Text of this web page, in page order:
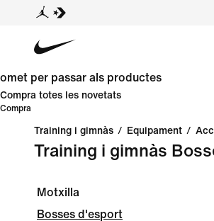
omet per passar als productes
Compra totes les novetats
Compra
Training i gimnàs / Equipament /
Training i gimnàs
Motxilla
Bosses d'esport